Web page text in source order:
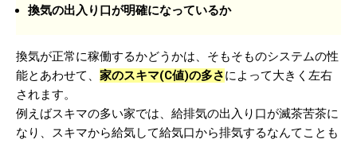
換気の出入り口が明確になっているか
換気が正常に稼働するかどうかは、そもそものシステムの性
能とあわせて、 家のスキマ(C値)の多さによって大きく左右
されます。
例えばスキマの多い家では、給排気の出入り口が滅茶苦茶に
なり、スキマから給気して給気口から排気するなんてことも